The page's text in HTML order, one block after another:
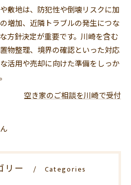
敷地は、防犯性や倒壊リスクに加
増加、近隣トラブルの発生につな
方針決定が重要です。川崎を含む
物整理、境界の確認といった対応
活用や売却に向けた準備をしっか
空き家のご相談を川崎で受付
リー Categories